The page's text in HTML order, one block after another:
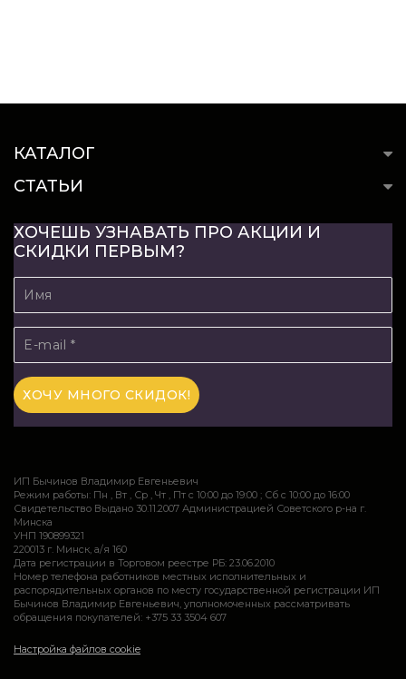
КАТАЛОГ
СТАТЬИ
ХОЧЕШЬ УЗНАВАТЬ ПРО АКЦИИ И
СКИДКИ ПЕРВЫМ?
ИП Бычинов Владимир Евгеньевич
Режим работы: Пн , Вт , Ср , Чт , Пт c 10:00 до 19:00 ; Сб c 10:00 до 16:00
Свидетельство Выдано 30.11.2007 Администрацией Советского р-на г.
Минска
УНП 190899321
220013 г. Минск, а/я 160
Дата регистрации в Торговом реестре РБ: 23.06.2010
Номер телефона работников местных исполнительных и
распорядительных органов по месту государственной регистрации ИП
Бычинов Владимир Евгеньевич, уполномоченных рассматривать
обращения покупателей: +375 33 3504 607
Настройка файлов cookie